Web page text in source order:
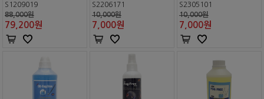
S1209019
88,000원
79,200원
S2206171
10,000원
7,000원
S2305101
10,000원
7,000원